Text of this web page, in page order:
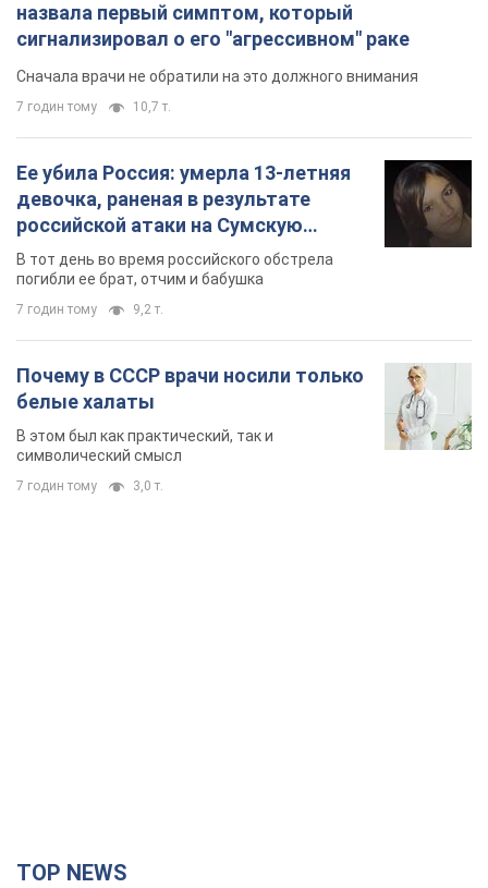
назвала первый симптом, который
сигнализировал о его "агрессивном" раке
Сначала врачи не обратили на это должного внимания
7 годин тому 10,7 т.
Ее убила Россия: умерла 13-летняя
девочка, раненая в результате
российской атаки на Сумскую
область. Фото
В тот день во время российского обстрела
погибли ее брат, отчим и бабушка
7 годин тому 9,2 т.
Почему в СССР врачи носили только
белые халаты
В этом был как практический, так и
символический смысл
7 годин тому 3,0 т.
TOP NEWS